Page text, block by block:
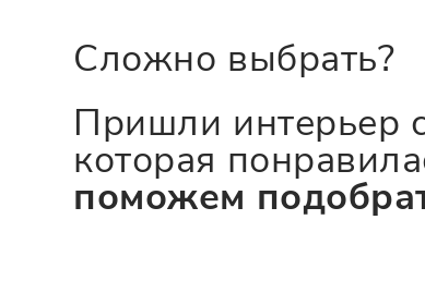
Сложно выбрать?
Пришли интерьер
которая
поможем